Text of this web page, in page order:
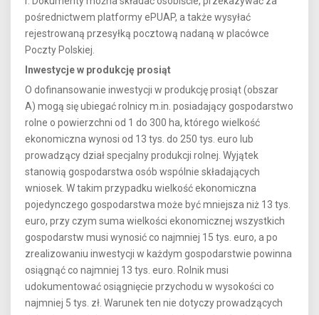
pośrednictwem platformy ePUAP, a także wysyłać
rejestrowaną przesyłką pocztową nadaną w placówce
Poczty Polskiej.
Inwestycje w produkcję prosiąt
O dofinansowanie inwestycji w produkcję prosiąt (obszar
A) mogą się ubiegać rolnicy m.in. posiadający gospodarstwo
rolne o powierzchni od 1 do 300 ha, którego wielkość
ekonomiczna wynosi od 13 tys. do 250 tys. euro lub
prowadzący dział specjalny produkcji rolnej. Wyjątek
stanowią gospodarstwa osób wspólnie składających
wniosek. W takim przypadku wielkość ekonomiczna
pojedynczego gospodarstwa może być mniejsza niż 13 tys.
euro, przy czym suma wielkości ekonomicznej wszystkich
gospodarstw musi wynosić co najmniej 15 tys. euro, a po
zrealizowaniu inwestycji w każdym gospodarstwie powinna
osiągnąć co najmniej 13 tys. euro. Rolnik musi
udokumentować osiągnięcie przychodu w wysokości co
najmniej 5 tys. zł. Warunek ten nie dotyczy prowadzących